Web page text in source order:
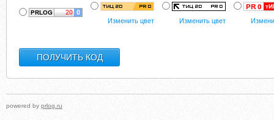
Изменить цвет Изменить цвет
powered by prlog.ru